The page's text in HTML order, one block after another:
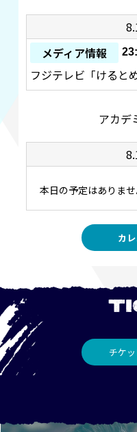
メディア情報
フジテレビ「けると
アカデ
本日の予定はありませ
カ
チケ